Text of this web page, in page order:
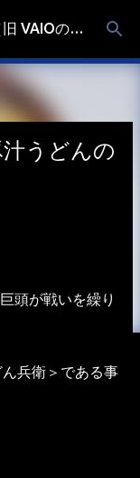
ツに移動 高齢者が行く！人生の心めし！（旧 VAIOの食べ歩き）
うどんの
頭が戦いを繰り
兵衛＞である事